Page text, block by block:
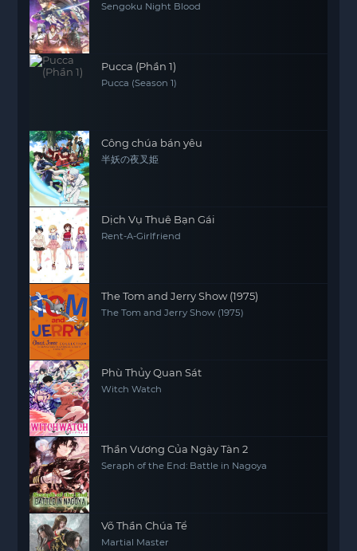
Sengoku Night Blood
Pucca (Phần 1)
Pucca (Season 1)
Công chúa bán yêu
半妖の夜叉姫
Dịch Vụ Thuê Bạn Gái
Rent-A-Girlfriend
The Tom and Jerry Show (1975)
The Tom and Jerry Show (1975)
Phù Thủy Quan Sát
Witch Watch
Thần Vương Của Ngày Tàn 2
Seraph of the End: Battle in Nagoya
Võ Thần Chúa Tể
Martial Master